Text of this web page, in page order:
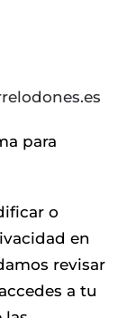
para
o
en
revisar
a tu